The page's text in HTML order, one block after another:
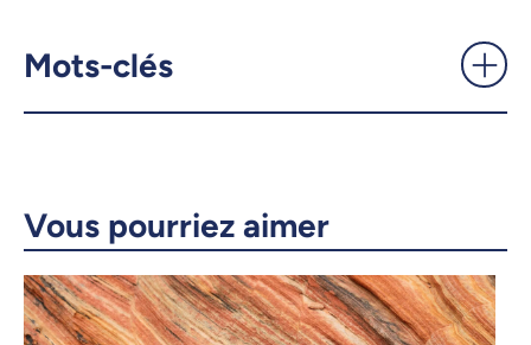
Copier le lien
Mots-clés
Vous pourriez aimer